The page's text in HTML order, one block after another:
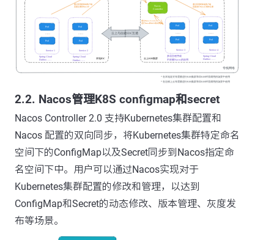
2.2. Nacos管理K8S configmap和secret
Nacos Controller 2.0 支持Kubernetes集群配置和
Nacos 配置的双向同步，将Kubernetes集群特定命名
空间下的ConfigMap以及Secret同步到Nacos指定命
名空间下中。用户可以通过Nacos实现对于
Kubernetes集群配置的修改和管理，以达到
ConfigMap和Secret的动态修改、版本管理、灰度发
布等场景。